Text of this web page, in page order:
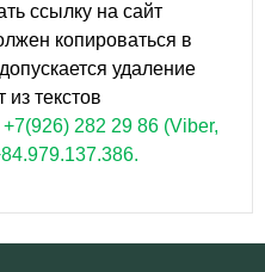
ссылку на сайт
копироваться в
удаление
текстов
282 29 86 (Viber,